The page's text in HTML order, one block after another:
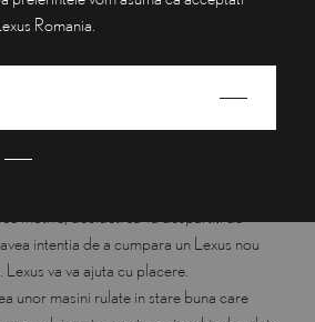
intentia de a cumpara un Lexus nou
va va ajuta cu placere.
unor masini rulate in stare buna care
Romania.